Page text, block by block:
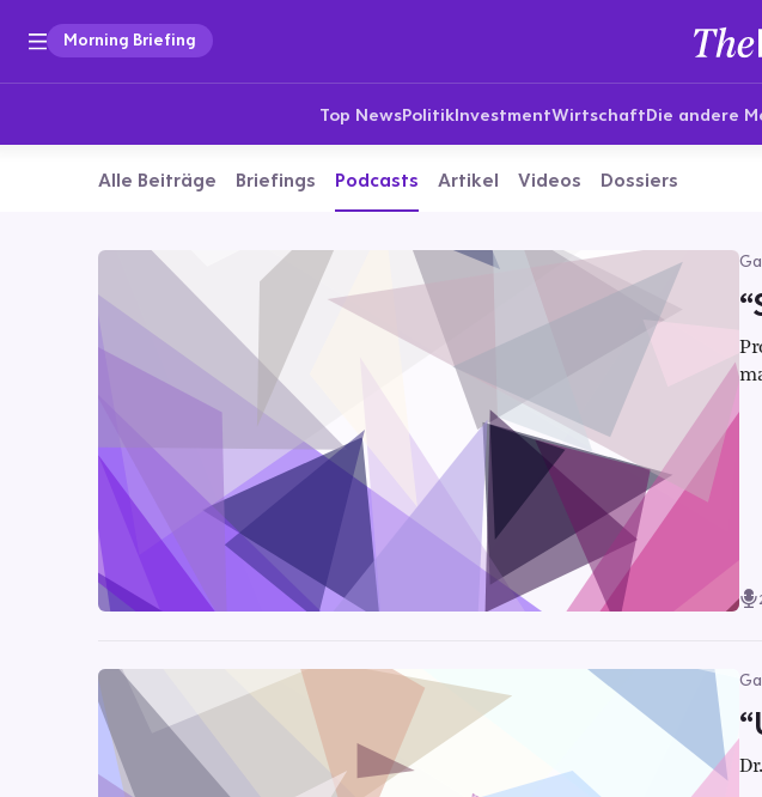
Morning Briefing
Top NewsPolitikInvestmentWirtschaftDie andere
Alle Beiträge Briefings Podcasts Artikel Videos Dossiers